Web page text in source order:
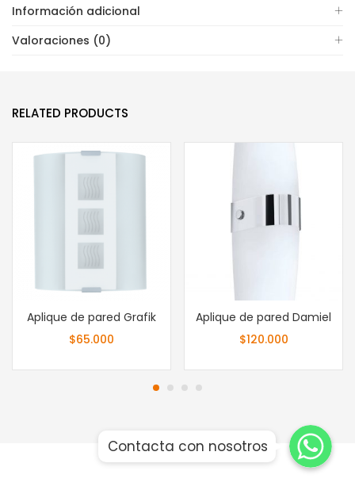
Información adicional
Valoraciones (0)
RELATED PRODUCTS
Aplique de pared Grafik
$65.000
Aplique de pared Damiel
$120.000
Whatsapp
Whatsapp
Whatsapp
Contacta con nosotros